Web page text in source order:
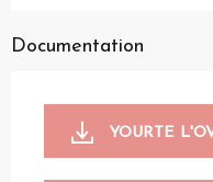
Documentation
YOURTE